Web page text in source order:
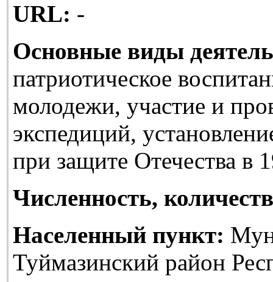
URL: -
Основные виды
патриотическое
молодежи, участие и
экспедиций,
при защите Отечества в
Численность,
Населенный пункт:
Туймазинский район